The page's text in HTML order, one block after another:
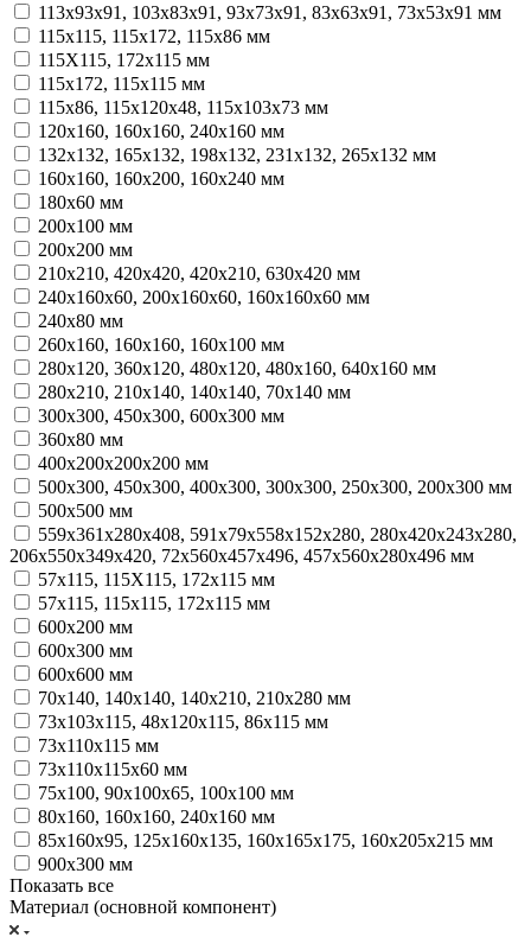
113х93х91, 103х83х91, 93х73х91, 83х63х91, 73х53х91 мм
115х115, 115х172, 115х86 мм
115Х115, 172х115 мм
115х172, 115х115 мм
115х86, 115х120х48, 115х103х73 мм
120х160, 160х160, 240х160 мм
132х132, 165х132, 198х132, 231х132, 265x132 мм
160х160, 160х200, 160х240 мм
180х60 мм
200х100 мм
200х200 мм
210х210, 420х420, 420х210, 630х420 мм
240х160х60, 200х160х60, 160х160х60 мм
240х80 мм
260х160, 160х160, 160х100 мм
280х120, 360х120, 480х120, 480х160, 640х160 мм
280х210, 210х140, 140х140, 70х140 мм
300х300, 450х300, 600х300 мм
360х80 мм
400х200х200х200 мм
500х300, 450х300, 400х300, 300х300, 250х300, 200х300 мм
500х500 мм
559х361х280х408, 591х79х558х152х280, 280х420х243х280,
206х550х349х420, 72х560х457х496, 457х560х280х496 мм
57х115, 115Х115, 172х115 мм
57х115, 115х115, 172х115 мм
600х200 мм
600х300 мм
600х600 мм
70х140, 140х140, 140х210, 210х280 мм
73х103х115, 48х120х115, 86х115 мм
73х110х115 мм
73х110х115х60 мм
75х100, 90х100х65, 100х100 мм
80х160, 160х160, 240х160 мм
85х160х95, 125х160х135, 160х165х175, 160х205х215 мм
900х300 мм
Показать все
Материал (основной компонент)